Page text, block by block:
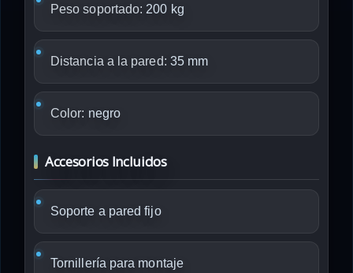
Peso soportado: 200 kg
Distancia a la pared: 35 mm
Color: negro
Accesorios Incluidos
Soporte a pared fijo
Tornillería para montaje